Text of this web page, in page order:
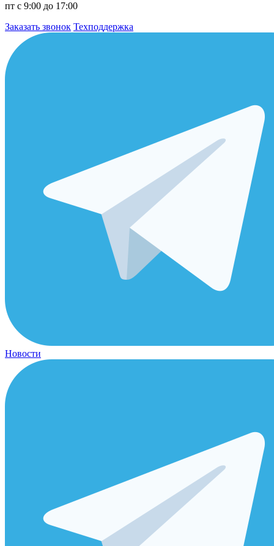
пт с 9:00 до 17:00
Заказать звонок Техподдержка
Новости